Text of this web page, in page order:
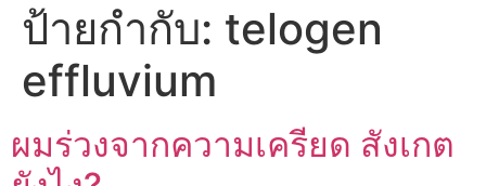
ป้ายกำกับ: telogen
effluvium
ผมร่วงจากความเครียด สังเกต